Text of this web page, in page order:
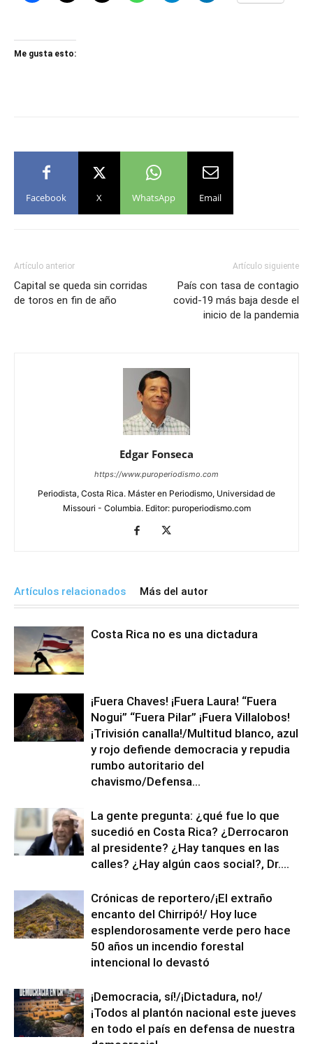
Me gusta esto:
Facebook X WhatsApp Email
Artículo anterior
Capital se queda sin corridas
de toros en fin de año
Artículo siguiente
País con tasa de contagio
covid-19 más baja desde el
inicio de la pandemia
Edgar Fonseca
https://www.puroperiodismo.com
Periodista, Costa Rica. Máster en Periodismo, Universidad de
Missouri - Columbia. Editor: puroperiodismo.com
Artículos relacionados Más del autor
Costa Rica no es una dictadura
¡Fuera Chaves! ¡Fuera Laura! “Fuera
Nogui” “Fuera Pilar” ¡Fuera Villalobos!
¡Trivisión canalla!/Multitud blanco, azul
y rojo defiende democracia y repudia
rumbo autoritario del
chavismo/Defensa...
La gente pregunta: ¿qué fue lo que
sucedió en Costa Rica? ¿Derrocaron
al presidente? ¿Hay tanques en las
calles? ¿Hay algún caos social?, Dr....
Crónicas de reportero/¡El extraño
encanto del Chirripó!/ Hoy luce
esplendorosamente verde pero hace
50 años un incendio forestal
intencional lo devastó
¡Democracia, sí!/¡Dictadura, no!/
¡Todos al plantón nacional este jueves
en todo el país en defensa de nuestra